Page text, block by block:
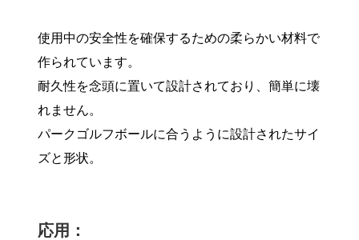
使用中の安全性を確保するための柔らかい材料で
作られています。
耐久性を念頭に置いて設計されており、簡単に壊
れません。
パークゴルフボールに合うように設計されたサイ
ズと形状。
応用：